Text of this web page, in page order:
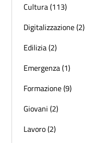
Cultura (113)
Digitalizzazione (2)
Edilizia (2)
Emergenza (1)
Formazione (9)
Giovani (2)
Lavoro (2)